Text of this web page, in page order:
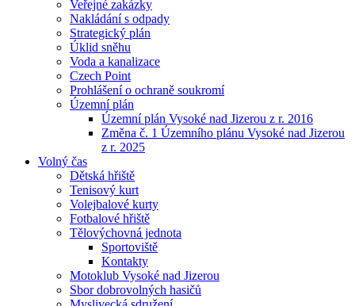
Veřejné zakázky
Nakládání s odpady
Strategický plán
Úklid sněhu
Voda a kanalizace
Czech Point
Prohlášení o ochraně soukromí
Územní plán
Územní plán Vysoké nad Jizerou z r. 2016
Změna č. 1 Územního plánu Vysoké nad Jizerou
z r. 2025
Volný čas
Dětská hřiště
Tenisový kurt
Volejbalové kurty
Fotbalové hřiště
Tělovýchovná jednota
Sportoviště
Kontakty
Motoklub Vysoké nad Jizerou
Sbor dobrovolných hasičů